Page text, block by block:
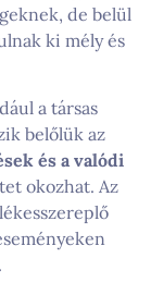
de belül
ki mély és
a társas
belőlük az
és a valódi
okozhat. Az